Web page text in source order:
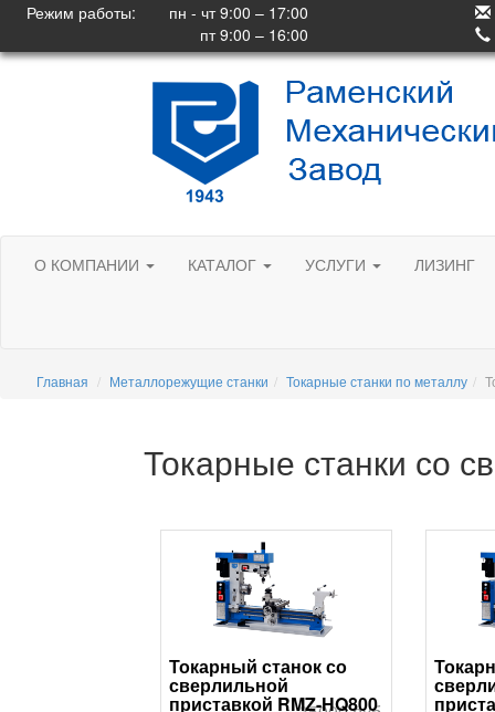
Режим работы:
пн - чт 9:00 – 17:00
пт 9:00 – 16:00
О КОМПАНИИ КАТАЛОГ УСЛУГИ ЛИЗИНГ
Главная Металлорежущие станки Токарные станки по металлу
Токарные станки со
Токарный станок со
сверлильной
приставкой RMZ-HQ800